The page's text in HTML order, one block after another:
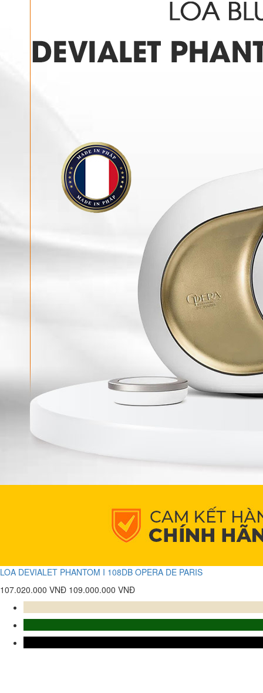
LOA DEVIALET PHANTOM I 108DB OPERA DE PARIS
107.020.000 VNĐ 109.000.000 VNĐ